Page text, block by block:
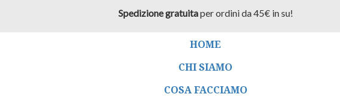
Spedizione gratuitaper ordini da 45€ in su!
HOME
CHI SIAMO
COSA FACCIAMO